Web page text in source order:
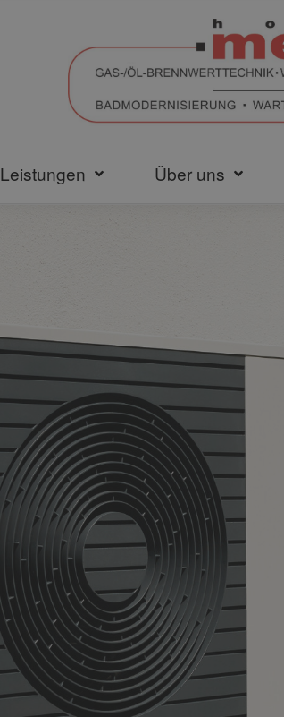
Leistungen Über uns